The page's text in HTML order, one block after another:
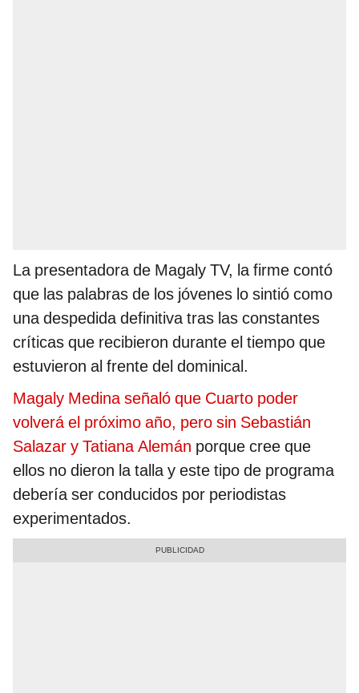
La presentadora de Magaly TV, la firme contó
que las palabras de los jóvenes lo sintió como
una despedida definitiva tras las constantes
críticas que recibieron durante el tiempo que
estuvieron al frente del dominical.
Magaly Medina señaló que Cuarto poder
volverá el próximo año, pero sin Sebastián
Salazar y Tatiana Alemán porque cree que
ellos no dieron la talla y este tipo de programa
debería ser conducidos por periodistas
experimentados.